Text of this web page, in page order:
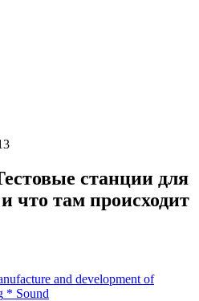
станции для
что там происходит
and development of
* Sound